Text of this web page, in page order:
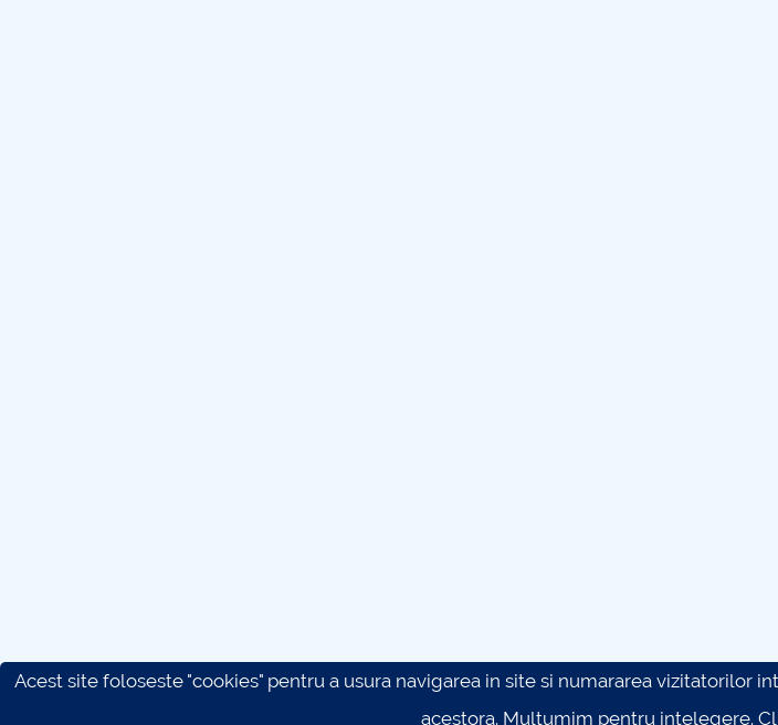
Acest site foloseste "cookies" pentru a usura navigarea in site si numararea
acestora. Multumim pentru intelegere.